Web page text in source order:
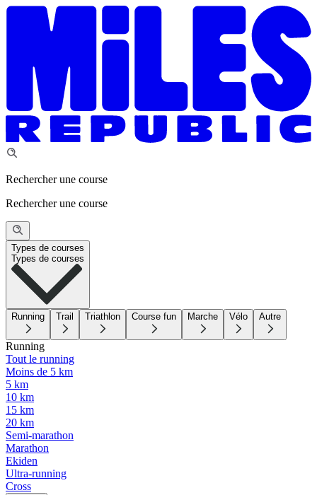
Rechercher une course
Rechercher une course
Types de courses
Types de courses
Running Trail Triathlon Course fun Marche Vélo Autre
Running
Tout le running
Moins de 5 km
5 km
10 km
15 km
20 km
Semi-marathon
Marathon
Ekiden
Ultra-running
Cross